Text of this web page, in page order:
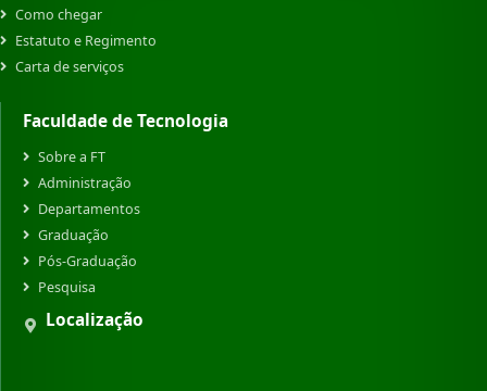
Como chegar
Estatuto e Regimento
Carta de serviços
Faculdade de Tecnologia
Sobre a FT
Administração
Departamentos
Graduação
Pós-Graduação
Pesquisa
Localização